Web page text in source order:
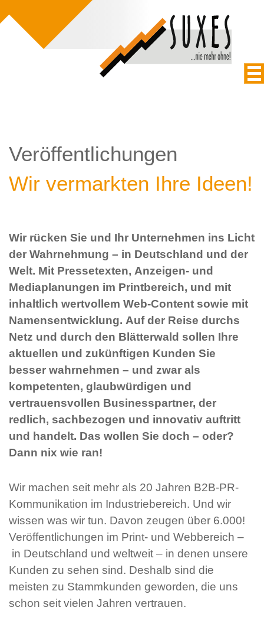
Veröffentlichungen
Wir vermarkten Ihre Ideen!
Wir rücken Sie und Ihr Unternehmen ins Licht
der Wahrnehmung – in Deutschland und der
Welt. Mit Pressetexten, Anzeigen- und
Mediaplanungen im Printbereich, und mit
inhaltlich wertvollem Web-Content sowie mit
Namensentwicklung. Auf der Reise durchs
Netz und durch den Blätterwald sollen Ihre
aktuellen und zukünftigen Kunden Sie
besser wahrnehmen – und zwar als
kompetenten, glaubwürdigen und
vertrauensvollen Businesspartner, der
redlich, sachbezogen und innovativ auftritt
und handelt. Das wollen Sie doch – oder?
Dann nix wie ran!
Wir machen seit mehr als 20 Jahren B2B-PR-
Kommunikation im Industriebereich. Und wir
wissen was wir tun. Davon zeugen über 6.000!
Veröffentlichungen im Print- und Webbereich –
in Deutschland und weltweit – in denen unsere
Kunden zu sehen sind. Deshalb sind die
meisten zu Stammkunden geworden, die uns
schon seit vielen Jahren vertrauen.